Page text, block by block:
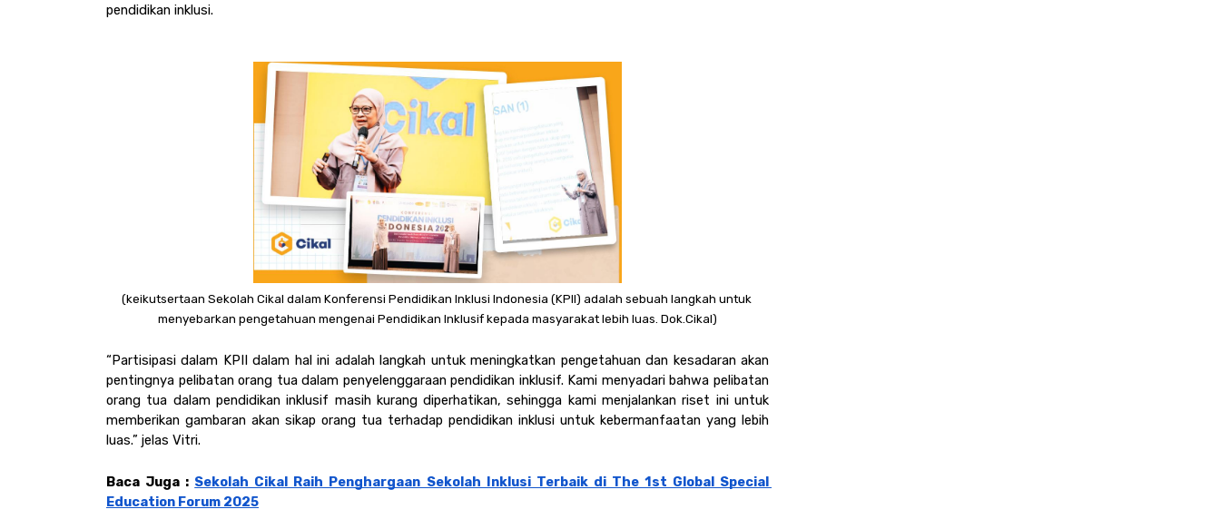
pendidikan inklusi.
(keikutsertaan Sekolah Cikal dalam Konferensi Pendidikan Inklusi Indonesia (KPII) adalah sebuah langkah untuk
menyebarkan pengetahuan mengenai Pendidikan Inklusif kepada masyarakat lebih luas. Dok.Cikal)
“Partisipasi dalam KPII dalam hal ini adalah langkah untuk meningkatkan pengetahuan dan kesadaran akan
pentingnya pelibatan orang tua dalam penyelenggaraan pendidikan inklusif. Kami menyadari bahwa pelibatan
orang tua dalam pendidikan inklusif masih kurang diperhatikan, sehingga kami menjalankan riset ini untuk
memberikan gambaran akan sikap orang tua terhadap pendidikan inklusi untuk kebermanfaatan yang lebih
luas.” jelas Vitri.
Baca Juga : Sekolah Cikal Raih Penghargaan Sekolah Inklusi Terbaik di The 1st Global Special
Education Forum 2025